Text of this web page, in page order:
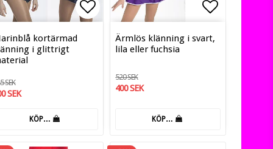
i favoritlistanLägg till i favoritlistan
kortärmad
i glittrigt
SEK
SEK
KÖP…
Ärmlös klänning i svart,
lila eller fuchsia
520 SEK
400 SEK
KÖP…